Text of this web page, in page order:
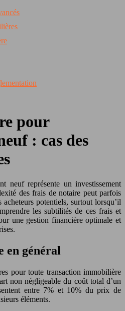
pour
: cas des
neuf représente un investissement
des frais de notaire peut parfois
potentiels, surtout lorsqu’il
les subtilités de ces frais et
une gestion financière optimale et
en général
pour toute transaction immobilière
non négligeable du coût total d’un
entre 7% et 10% du prix de
éléments.